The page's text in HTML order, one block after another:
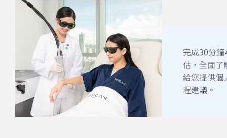
完成30分
估，全面了
給您提供個
程建議。